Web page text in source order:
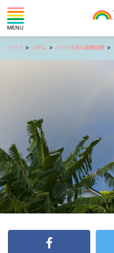
トップ コラム ハワイ文化の基礎知識